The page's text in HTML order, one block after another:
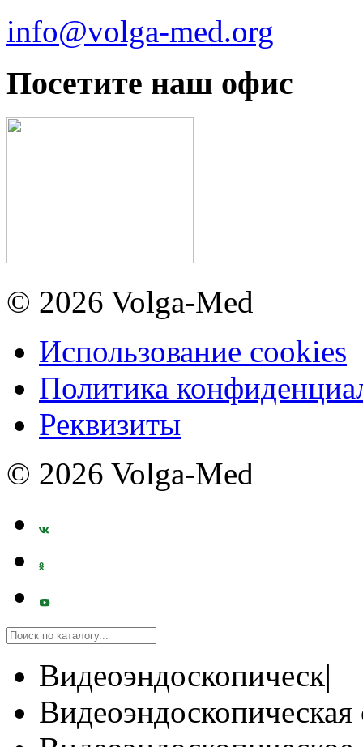
info@volga-med.org
Посетите наш офис
© 2026 Volga-Med
Использование cookies
Политика
Реквизиты
© 2026 Volga-Med
Видеоэндоскопическ|
Видеоэндоскопическая